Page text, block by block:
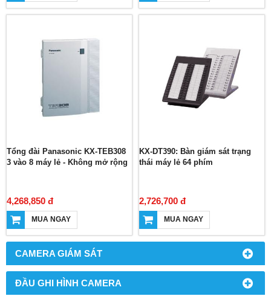
CAMERA GIÁM SÁT
ĐẦU GHI HÌNH CAMERA
Tổng đài Panasonic KX-TEB308
3 vào 8 máy lẻ - Không mở rộng
4,268,850 đ
MUA NGAY
KX-DT390: Bàn giám sát trạng
thái máy lẻ 64 phím
2,726,700 đ
MUA NGAY